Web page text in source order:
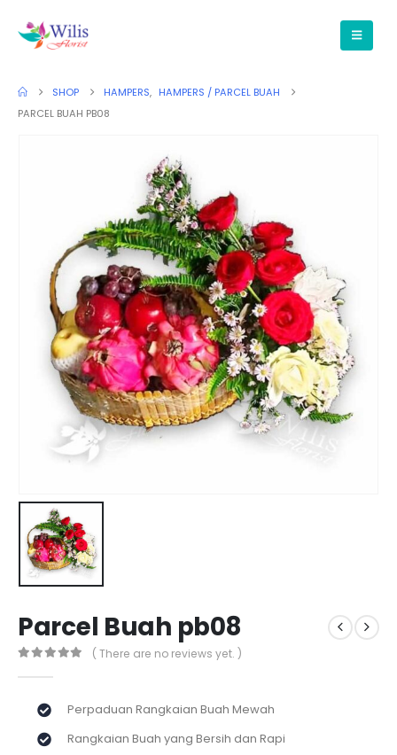
SHOP HAMPERS, HAMPERS / PARCEL BUAH
PARCEL BUAH PB08
Parcel Buah pb08
( There are no reviews yet. )
Perpaduan Rangkaian Buah Mewah
Rangkaian Buah yang Bersih dan Rapi